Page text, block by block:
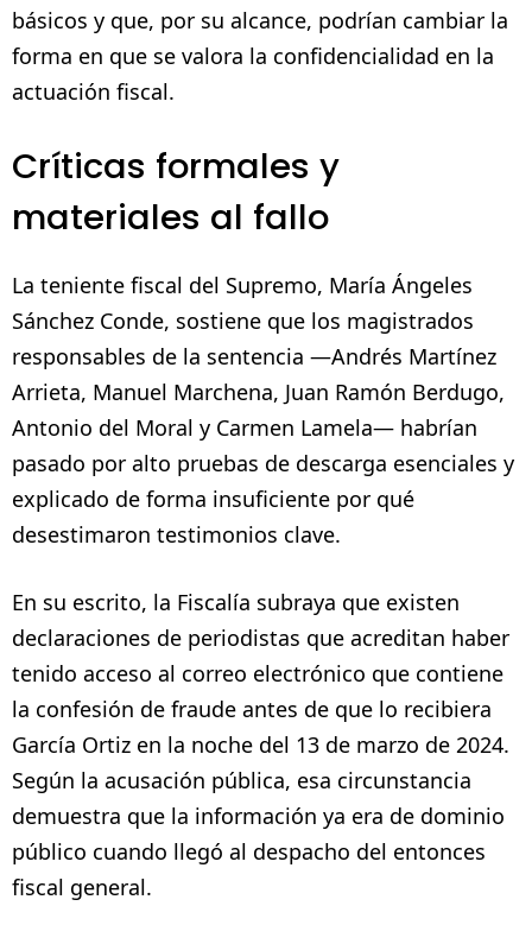
básicos y que, por su alcance, podrían cambiar la
forma en que se valora la confidencialidad en la
actuación fiscal.
Críticas formales y
materiales al fallo
La teniente fiscal del Supremo, María Ángeles
Sánchez Conde, sostiene que los magistrados
responsables de la sentencia —Andrés Martínez
Arrieta, Manuel Marchena, Juan Ramón Berdugo,
Antonio del Moral y Carmen Lamela— habrían
pasado por alto pruebas de descarga esenciales y
explicado de forma insuficiente por qué
desestimaron testimonios clave.
En su escrito, la Fiscalía subraya que existen
declaraciones de periodistas que acreditan haber
tenido acceso al correo electrónico que contiene
la confesión de fraude antes de que lo recibiera
García Ortiz en la noche del 13 de marzo de 2024.
Según la acusación pública, esa circunstancia
demuestra que la información ya era de dominio
público cuando llegó al despacho del entonces
fiscal general.